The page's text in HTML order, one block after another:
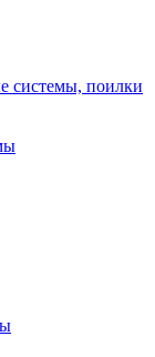
системы, поилки